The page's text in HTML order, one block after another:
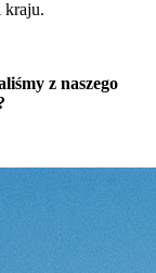
kraju.
z naszego